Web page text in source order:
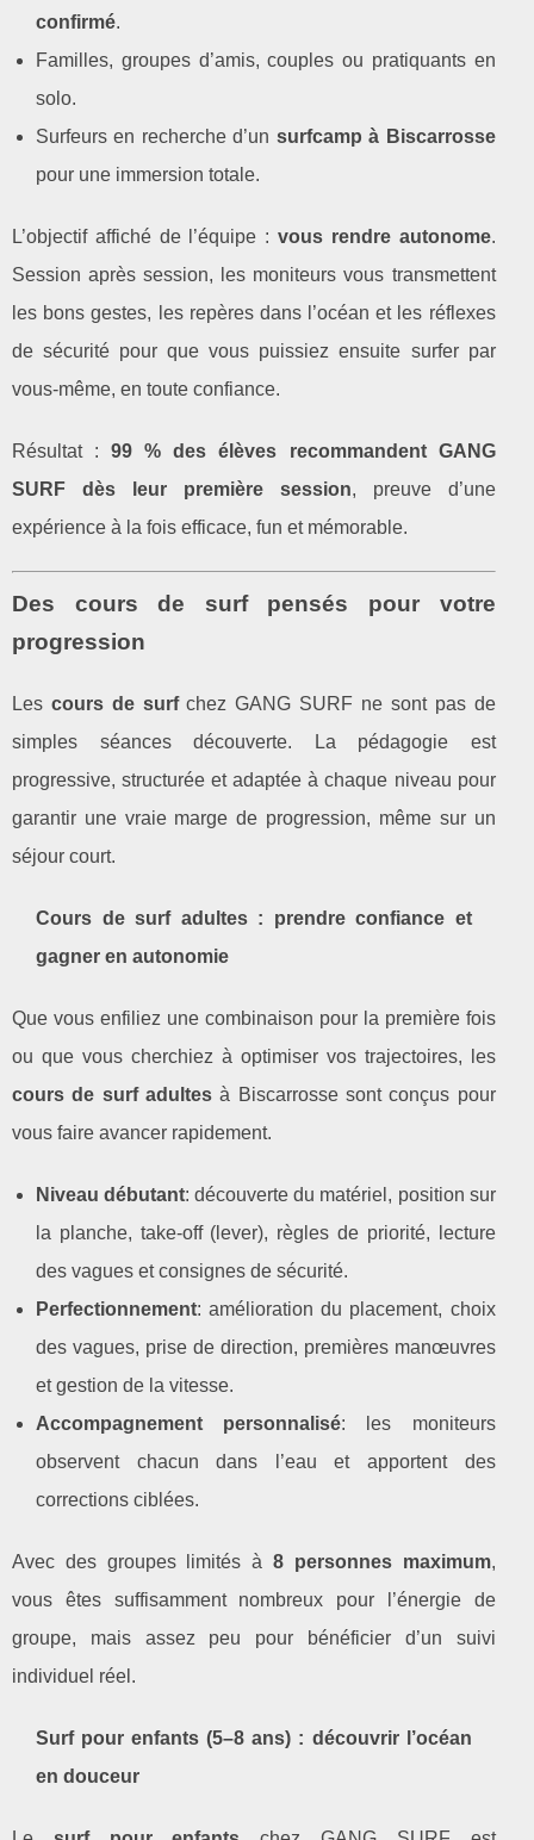
confirmé.
Familles, groupes d’amis, couples ou pratiquants en
solo.
Surfeurs en recherche d’un surfcamp à Biscarrosse
pour une immersion totale.
L’objectif affiché de l’équipe : vous rendre autonome.
Session après session, les moniteurs vous transmettent
les bons gestes, les repères dans l’océan et les réflexes
de sécurité pour que vous puissiez ensuite surfer par
vous‑même, en toute confiance.
Résultat :99 % des élèves recommandent GANG
SURF dès leur première session, preuve d’une
expérience à la fois efficace, fun et mémorable.
Des cours de surf pensés pour votre
progression
Les cours de surfchez GANG SURF ne sont pas de
simples séances découverte. La pédagogie est
progressive, structurée et adaptée à chaque niveau pour
garantir une vraie marge de progression, même sur un
séjour court.
Cours de surf adultes : prendre confiance et
gagner en autonomie
Que vous enfiliez une combinaison pour la première fois
ou que vous cherchiez à optimiser vos trajectoires, les
cours de surf adultesà Biscarrosse sont conçus pour
vous faire avancer rapidement.
Niveau débutant: découverte du matériel, position sur
la planche, take‑off (lever), règles de priorité, lecture
des vagues et consignes de sécurité.
Perfectionnement: amélioration du placement, choix
des vagues, prise de direction, premières manœuvres
et gestion de la vitesse.
Accompagnement personnalisé: les moniteurs
observent chacun dans l’eau et apportent des
corrections ciblées.
Avec des groupes limités à 8 personnes maximum,
vous êtes suffisamment nombreux pour l’énergie de
groupe, mais assez peu pour bénéficier d’un suivi
individuel réel.
Surf pour enfants (5–8 ans) : découvrir l’océan
en douceur